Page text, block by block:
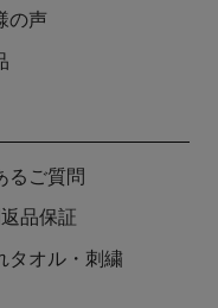
の声
るご質問
品保証
タオル・刺繍